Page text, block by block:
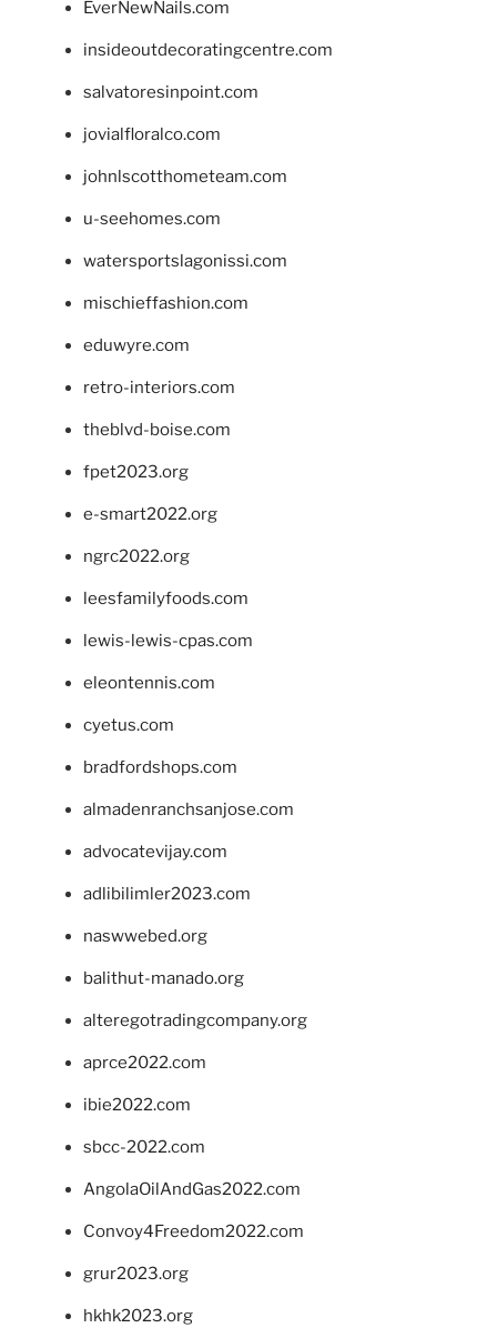
EverNewNails.com
insideoutdecoratingcentre.com
salvatoresinpoint.com
jovialfloralco.com
johnlscotthometeam.com
u-seehomes.com
watersportslagonissi.com
mischieffashion.com
eduwyre.com
retro-interiors.com
theblvd-boise.com
fpet2023.org
e-smart2022.org
ngrc2022.org
leesfamilyfoods.com
lewis-lewis-cpas.com
eleontennis.com
cyetus.com
bradfordshops.com
almadenranchsanjose.com
advocatevijay.com
adlibilimler2023.com
naswwebed.org
balithut-manado.org
alteregotradingcompany.org
aprce2022.com
ibie2022.com
sbcc-2022.com
AngolaOilAndGas2022.com
Convoy4Freedom2022.com
grur2023.org
hkhk2023.org